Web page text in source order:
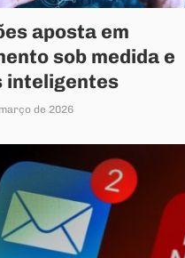
aposta em
sob medida e
inteligentes
de 2026